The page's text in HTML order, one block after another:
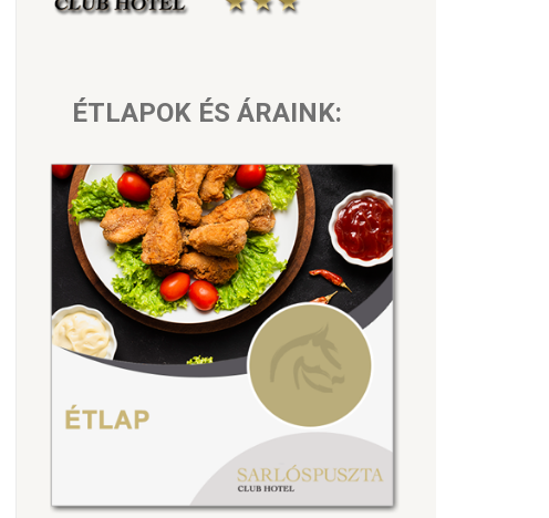
ÉTLAPOK ÉS ÁRAINK: